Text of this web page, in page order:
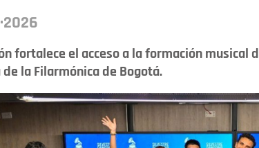
fortalece el acceso a la formación musical
la Filarmónica de Bogotá.